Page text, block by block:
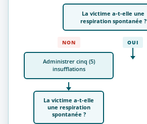
La victime a-t-elle une
respiration spontanée ?
NON
Administrer cinq (5)
insufflations
La victime a-t-elle
une respiration
spontanée ?
OUI